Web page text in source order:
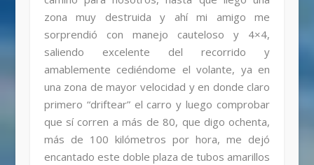
zona muy destruida y ahí mi amigo me
sorprendió con manejo cauteloso y 4×4,
saliendo excelente del recorrido y
amablemente cediéndome el volante, ya en
una zona de mayor velocidad y en donde claro
primero “driftear” el carro y luego comprobar
que sí corren a más de 80, que digo ochenta,
más de 100 kilómetros por hora, me dejó
encantado este doble plaza de tubos amarillos